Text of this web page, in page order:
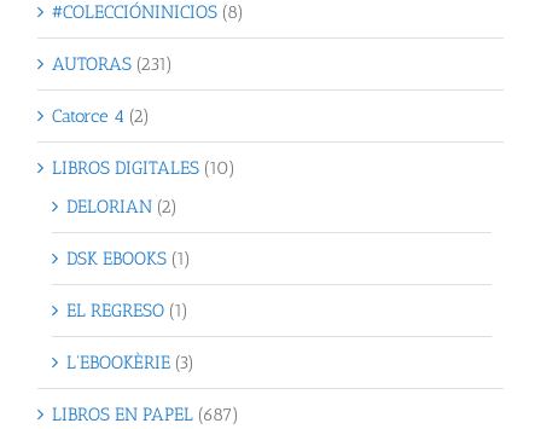
#COLECCIÓNINICIOS (8)
AUTORAS (231)
Catorce 4 (2)
LIBROS DIGITALES (10)
DELORIAN (2)
DSK EBOOKS (1)
EL REGRESO (1)
L'EBOOKÈRIE (3)
LIBROS EN PAPEL (687)